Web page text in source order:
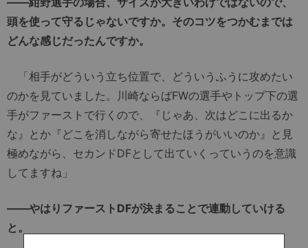
頭を使って守るじゃないですか。そのコツをつかむまでは
どんな感じだったんですか。
「相手がどういう立ち位置で、どういうふうに攻めたい
のかを見ていました。川崎ならばFWの選手やトップ下の選
手がファーストで行くので、『じゃあ、次はどこに出るか
な』とか『どこを消しながら寄せたほうがいいのか』と見
極めながら、セカンドDFとして出ていくっていうのを意識
してますね」
――やはりファーストDFが決まることで連動していける
と。